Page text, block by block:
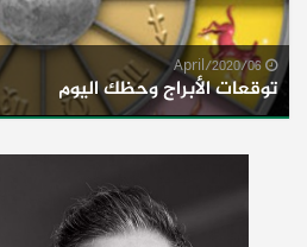
توقعات الأبراج وحظك اليوم